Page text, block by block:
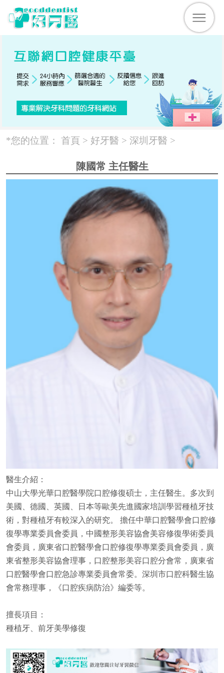
*您的位置： 首頁 > 好牙醫 > 深圳牙醫 >
陳國常 主任醫生
醫生介紹：
中山大學光華口腔醫學院口腔修復碩士，主任醫生。多次到
美國、德國、英國、日本等歐美先進國家培訓學習種植牙技
術，對種植牙有較深入的研究。 擔任中華口腔醫學會口腔修
復學專業委員會委員，中國整形美容協會美容修復學術委員
會委員，廣東省口腔醫學會口腔修復學專業委員會委員，廣
東省整形美容協會理事，口腔整形美容口腔分會常，廣東省
口腔醫學會口腔急診專業委員會常委。深圳市口腔科醫生協
會常務理事，《口腔疾病防治》編委等。
擅長項目：
種植牙、前牙美學修復